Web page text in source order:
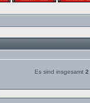
Es sind insgesamt 2